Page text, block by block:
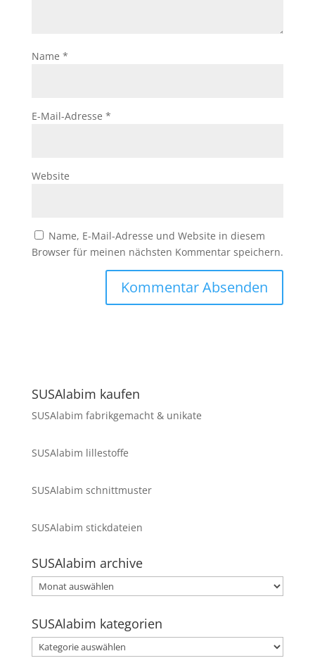
Name *
E-Mail-Adresse *
Website
Name, E-Mail-Adresse und Website in diesem
Browser für meinen nächsten Kommentar speichern.
SUSAlabim kaufen
SUSAlabim fabrikgemacht & unikate
SUSAlabim lillestoffe
SUSAlabim schnittmuster
SUSAlabim stickdateien
SUSAlabim archive
SUSAlabim
archive
SUSAlabim kategorien
SUSAlabim